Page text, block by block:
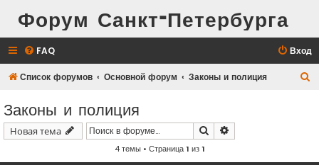
Форум Санкт-Петербурга
FAQ Вход
Список форумов Основной форум Законы и полиция
Законы и полиция
Новая тема Поиск
4 темы • Страница1 из1